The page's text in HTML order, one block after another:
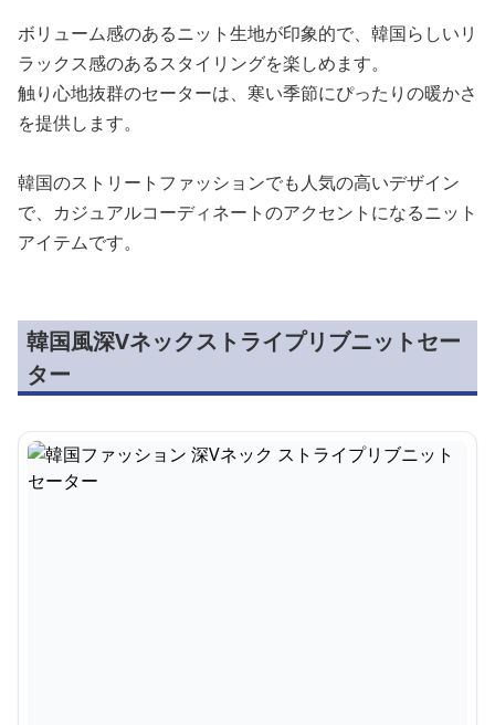
ボリューム感のあるニット生地が印象的で、韓国らしいリ
ラックス感のあるスタイリングを楽しめます。
触り心地抜群のセーターは、寒い季節にぴったりの暖かさ
を提供します。
韓国のストリートファッションでも人気の高いデザイン
で、カジュアルコーディネートのアクセントになるニット
アイテムです。
韓国風深Vネックストライプリブニットセー
ター